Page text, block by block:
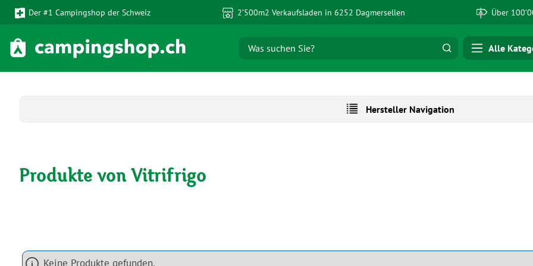
Hauptinhalt springen
Zur Suche springen
Zur Hauptnavigation springen
Der #1 Campingshop der Schweiz 2’500m2 Verkaufsladen in 6252 Dagmersellen Über
Alle
Hersteller Navigation
Produkte von Vitrifrigo
Keine Produkte gefunden.